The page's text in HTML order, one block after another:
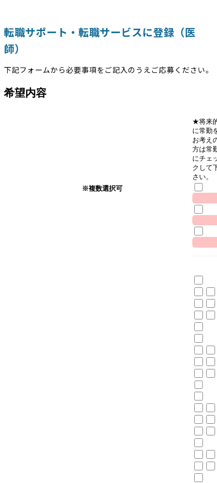
転職サポート・転職サービスに登録（医
師）
下記フォームから必要事項をご記入のうえご応募ください。
希望内容
※複数選択可
★将来
に常勤
お考え
方は常
にチェ
クして
さい。